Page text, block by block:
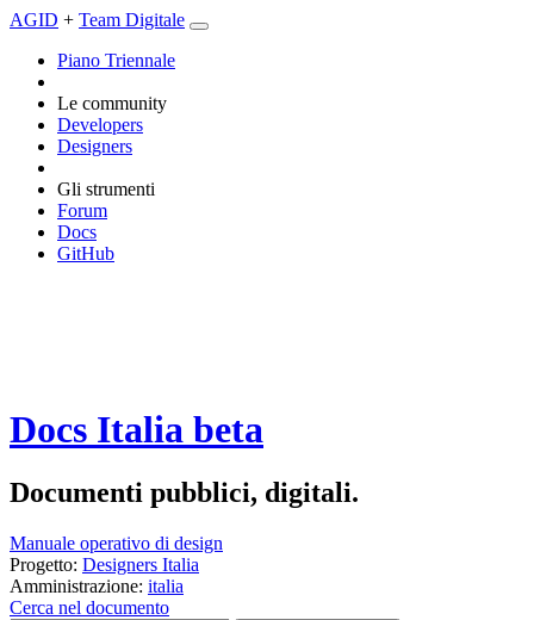
AGID + Team Digitale
Piano Triennale
Le community
Developers
Designers
Gli strumenti
Forum
Docs
GitHub
Docs Italia beta
Documenti pubblici, digitali.
Manuale operativo di design
Progetto: Designers Italia
Amministrazione: italia
Cerca nel documento